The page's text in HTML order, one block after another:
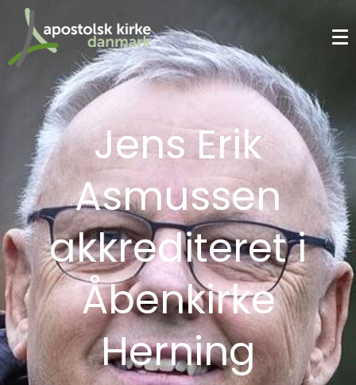
Jens Erik
Asmussen
akkrediteret i
Åbenkirke
Herning